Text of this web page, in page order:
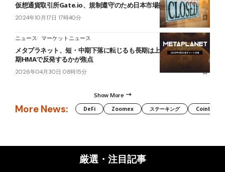
仮想通貨取引所Gate.io、規制遵守のため日本市場撤退へ
2024年10月17日 17時40分
ニュース マーケットニュース
メタプラネット、短・中期下落に転じるも長期は上昇継続──日足中
期HMAで反発するかが焦点
2026年04月30日 08時15分
Show More
More News: DeFi Zoomex ステーキング Coinbase
厳選・注目記事